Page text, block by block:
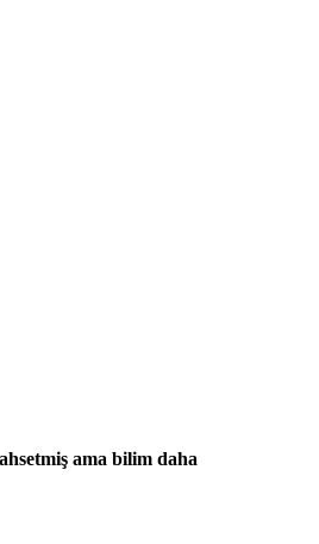
ama bilim daha